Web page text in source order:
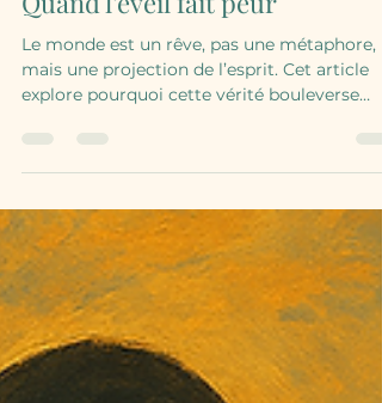
4 août 2025
6 min de lecture
Quand l’éveil fait peur
Le monde est un rêve, pas une métaphore,
explore pourquoi cette vérité bouleverse
autant, comment l’ego s’y oppose, et
pourquoi reconnaître l’illusion est la
étape vers la paix intérieure. De la panique
existentielle au rêve heureux, découvre les
résistances à l’éveil et le pouvoir du pardon
non duel.